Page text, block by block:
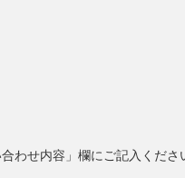
わせ内容」欄にご記入くださ